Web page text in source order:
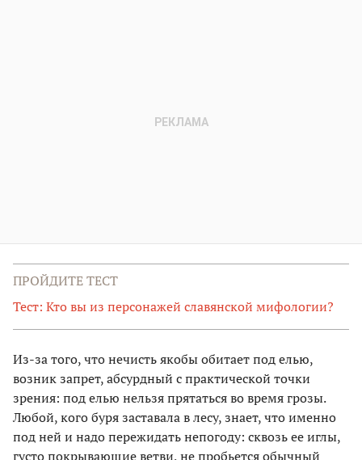
ПРОЙДИТЕ ТЕСТ
Тест: Кто вы из персонажей славянской мифологии?
Из-за того, что нечисть якобы обитает под елью,
возник запрет, абсурдный с практической точки
зрения: под елью нельзя прятаться во время грозы.
Любой, кого буря заставала в лесу, знает, что именно
под ней и надо пережидать непогоду: сквозь ее иглы,
густо покрывающие ветви, не пробьется обычный